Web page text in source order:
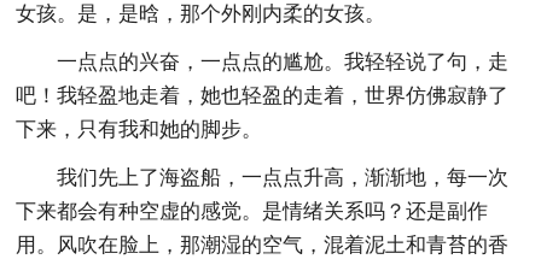
女孩。是，是晗，那个外刚内柔的女孩。
一点点的兴奋，一点点的尴尬。我轻轻说了句，走
吧！我轻盈地走着，她也轻盈的走着，世界仿佛寂静了
下来，只有我和她的脚步。
我们先上了海盗船，一点点升高，渐渐地，每一次
下来都会有种空虚的感觉。是情绪关系吗？还是副作
用。风吹在脸上，那潮湿的空气，混着泥土和青苔的香